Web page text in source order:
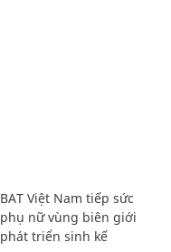
BAT Việt Nam tiếp sức
phụ nữ vùng biên giới
phát triển sinh kế